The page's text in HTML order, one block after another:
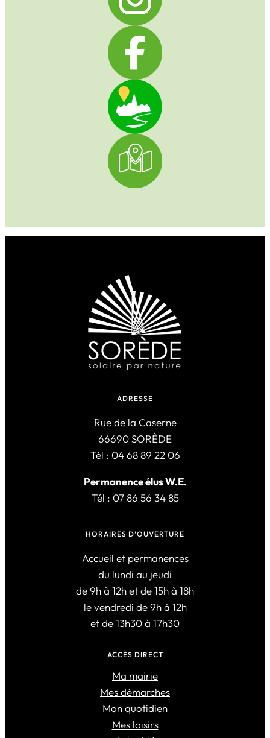
ADRESSE
Rue de la Caserne
66690 SORÈDE
Tél : 04 68 89 22 06
Permanence élus W.E.
Tél : 07 86 56 34 85
HORAIRES D’OUVERTURE
Accueil et permanences
du lundi au jeudi
de 9h à 12h et de 15h à 18h
le vendredi de 9h à 12h
et de 13h30 à 17h30
ACCÈS DIRECT
Ma mairie
Mes démarches
Mon quotidien
Mes loisirs